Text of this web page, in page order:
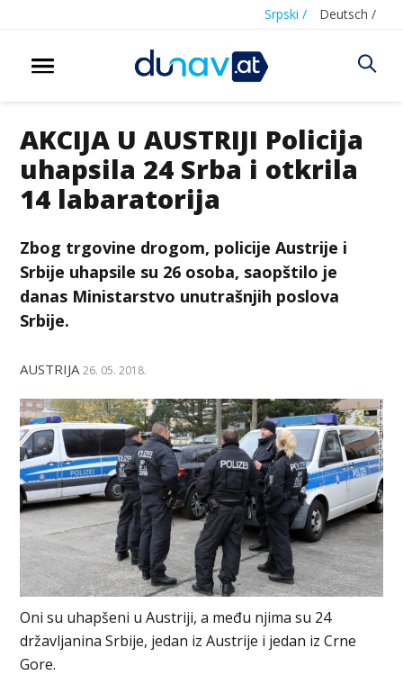
Srpski / Deutsch /
AKCIJA U AUSTRIJI Policija
uhapsila 24 Srba i otkrila
14 labaratorija
Zbog trgovine drogom, policije Austrije i
Srbije uhapsile su 26 osoba, saopštilo je
danas Ministarstvo unutrašnjih poslova
Srbije.
AUSTRIJA 26. 05. 2018.
Oni su uhapšeni u Austriji, a među njima su 24
državljanina Srbije, jedan iz Austrije i jedan iz Crne
Gore.